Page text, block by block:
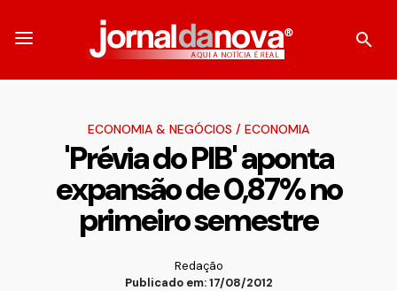
ECONOMIA & NEGÓCIOS / ECONOMIA
'Prévia do PIB' aponta
expansão de 0,87% no
primeiro semestre
Redação
Publicado em: 17/08/2012